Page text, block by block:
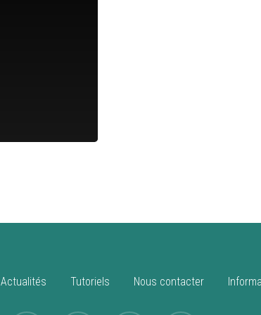
Actualités Tutoriels Nous contacter